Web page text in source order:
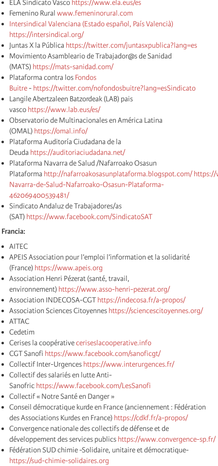
ELA Sindicato Vasco https://www.ela.eus/es
Femenino Rural www.femeninorural.com
Intersindical Valenciana (Estado español, País Valencià)
https://intersindical.org/
Juntas X la Pública https://twitter.com/juntasxpublica?lang=es
Movimiento Asambleario de Trabajador@s de Sanidad
(MATS) https://mats-sanidad.com/
Plataforma contra los Fondos
Buitre- https://twitter.com/nofondosbuitre?lang=esSindicato
Langile Abertzaleen Batzordeak (LAB) pais
vasco https://www.lab.eus/es/
Observatorio de Multinacionales en América Latina
(OMAL) https://omal.info/
Plataforma Auditoría Ciudadana de la
Deuda https://auditoriaciudadana.net/
Plataforma Navarra de Salud /Nafarroako Osasun
Plataforma http://nafarroakosasunplataforma.blogspot.com/ https://
Navarra-de-Salud-Nafarroako-Osasun-Plataforma-
462069400539481/
Sindicato Andaluz de Trabajadores/as
(SAT) https://www.facebook.com/SindicatoSAT
Francia:
AITEC
APEIS Association pour l’emploi l’information et la solidarité
(France) https://www.apeis.org
Association Henri Pézerat (santé, travail,
environnement) https://www.asso-henri-pezerat.org/
Association INDECOSA-CGT https://indecosa.fr/a-propos/
Association Sciences Citoyennes https://sciencescitoyennes.org/
ATTAC
Cedetim
Cerises la coopérativeceriseslacooperative.info
CGT Sanofi https://www.facebook.com/sanoficgt/
Collectif Inter-Urgences https://www.interurgences.fr/
Collectif des salariés en lutte Anti-
Sanofric https://www.facebook.com/LesSanofi
Collectif « Notre Santé en Danger »
Conseil démocratique kurde en France (anciennement : Fédération
des Associations Kurdes en France) https://cdkf.fr/a-propos/
Convergence nationale des collectifs de défense et de
développement des services publics https://www.convergence-sp.fr/
Fédération SUD chimie -Solidaire, unitaire et démocratique-
https://sud-chimie-solidaires.org